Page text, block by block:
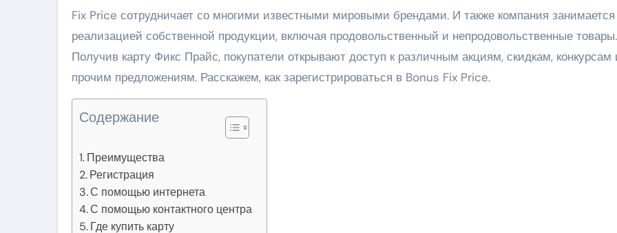
Fix Price сотрудничает со многими известными мировыми брендами. И также компания занимается
реализацией собственной продукции, включая продовольственный и непродовольственные товары.
Получив карту Фикс Прайс, покупатели открывают доступ к различным акциям, скидкам, конкурсам
прочим предложениям. Расскажем, как зарегистрироваться в Bonus Fix Price.
Содержание
Преимущества
Регистрация
С помощью интернета
С помощью контактного центра
Где купить карту